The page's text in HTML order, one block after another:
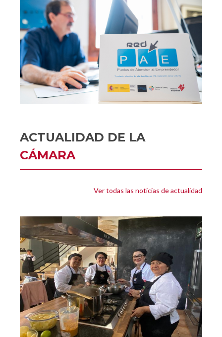
ACTUALIDAD DE LA
CÁMARA
Ver todas las noticias de actualidad